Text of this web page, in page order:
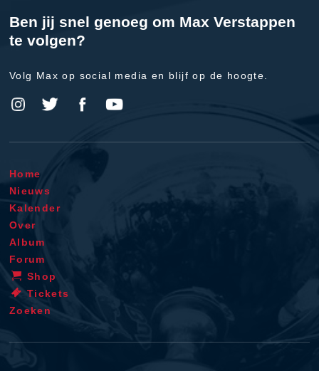
Ben jij snel genoeg om Max Verstappen
te volgen?
Volg Max op social media en blijf op de hoogte.
Home
Nieuws
Kalender
Over
Album
Forum
Shop
Tickets
Zoeken